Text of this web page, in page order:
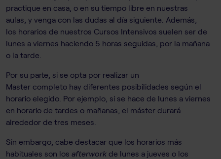
practique en casa, o en su tiempo libre en nuestras
aulas, y venga con las dudas al día siguiente. Además,
los horarios de nuestros Cursos Intensivos suelen ser de
lunes a viernes haciendo 5 horas seguidas, por la mañana
o la tarde.
Por su parte, si se opta por realizar un
Master completo hay diferentes posibilidades según el
horario elegido. Por ejemplo, si se hace de lunes a viernes
en horario de tardes o mañanas, el máster durará
alrededor de tres meses.
Sin embargo, cabe destacar que los horarios más
habituales son los afterwork de lunes a jueves o los